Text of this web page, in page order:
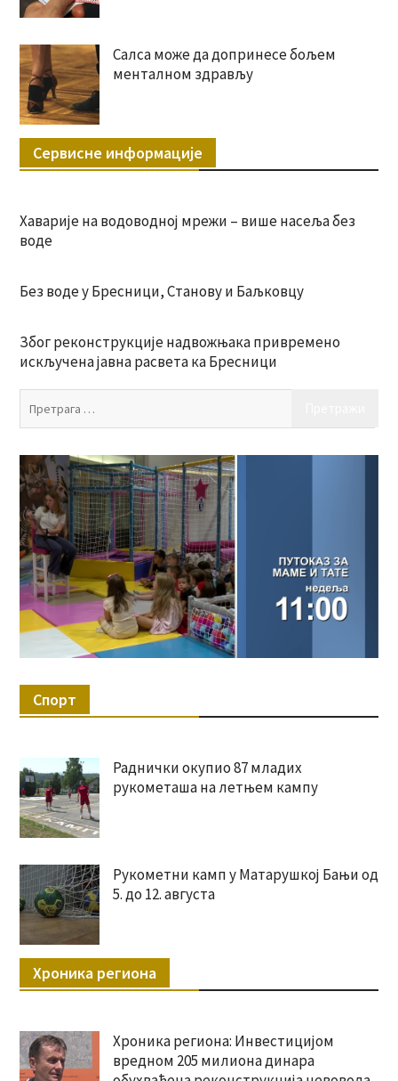
Салса може да допринесе бољем
менталном здрављу
Сервисне информације
Хаварије на водоводној мрежи – више насеља без
воде
Без воде у Бресници, Станову и Баљковцу
Због реконструкције надвожњака привремено
искључена јавна расвета ка Бресници
Спорт
Раднички окупио 87 младих
рукометаша на летњем кампу
Рукометни камп у Матарушкој Бањи од
5. до 12. августа
Хроника региона
Хроника региона: Инвестицијом
вредном 205 милиона динара